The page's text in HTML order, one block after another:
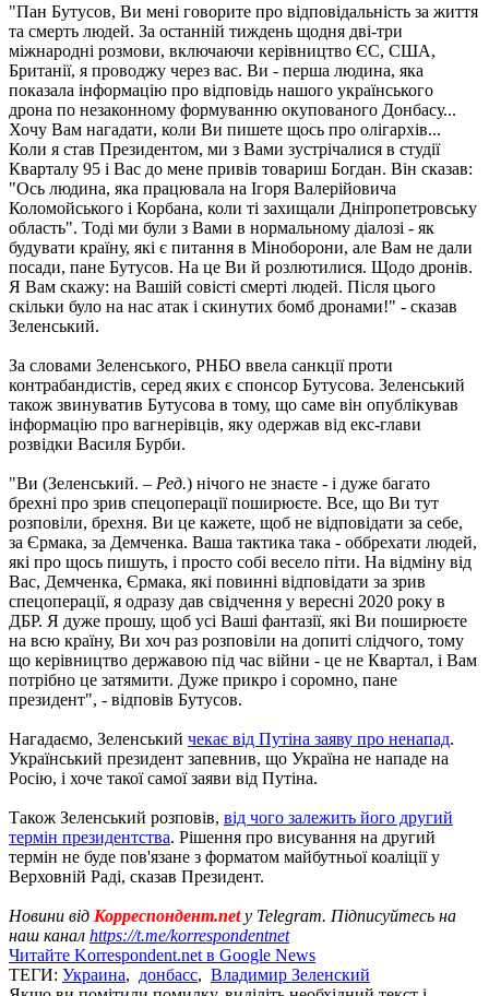
"Пан Бутусов, Ви мені говорите про відповідальність за життя
та смерть людей. За останній тиждень щодня дві-три
міжнародні розмови, включаючи керівництво ЄС, США,
Британії, я проводжу через вас. Ви - перша людина, яка
показала інформацію про відповідь нашого українського
дрона по незаконному формуванню окупованого Донбасу...
Хочу Вам нагадати, коли Ви пишете щось про олігархів...
Коли я став Президентом, ми з Вами зустрічалися в студії
Кварталу 95 і Вас до мене привів товариш Богдан. Він сказав:
"Ось людина, яка працювала на Ігоря Валерійовича
Коломойського і Корбана, коли ті захищали Дніпропетровську
область". Тоді ми були з Вами в нормальному діалозі - як
будувати країну, які є питання в Міноборони, але Вам не дали
посади, пане Бутусов. На це Ви й розлютилися. Щодо дронів.
Я Вам скажу: на Вашій совісті смерті людей. Після цього
скільки було на нас атак і скинутих бомб дронами!" - сказав
Зеленський.
За словами Зеленського, РНБО ввела санкції проти
контрабандистів, серед яких є спонсор Бутусова. Зеленський
також звинуватив Бутусова в тому, що саме він опублікував
інформацію про вагнерівців, яку одержав від екс-глави
розвідки Василя Бурби.
"Ви (Зеленський. – Ред.) нічого не знаєте - і дуже багато
брехні про зрив спецоперації поширюєте. Все, що Ви тут
розповіли, брехня. Ви це кажете, щоб не відповідати за себе,
за Єрмака, за Демченка. Ваша тактика така - оббрехати людей,
які про щось пишуть, і просто собі весело піти. На відміну від
Вас, Демченка, Єрмака, які повинні відповідати за зрив
спецоперації, я одразу дав свідчення у вересні 2020 року в
ДБР. Я дуже прошу, щоб усі Ваші фантазії, які Ви поширюєте
на всю країну, Ви хоч раз розповіли на допиті слідчого, тому
що керівництво державою під час війни - це не Квартал, і Вам
потрібно це затямити. Дуже прикро і соромно, пане
президент", - відповів Бутусов.
Нагадаємо, Зеленський чекає від Путіна заяву про ненапад.
Український президент запевнив, що Україна не нападе на
Росію, і хоче такої самої заяви від Путіна.
Також Зеленський розповів, від чого залежить його другий
термін президентства. Рішення про висування на другий
термін не буде пов'язане з форматом майбутньої коаліції у
Верховній Раді, сказав Президент.
Новини від Корреспондент.netу Telegram. Підписуйтесь на
наш канал https://t.me/korrespondentnet
Читайте Korrespondent.net в Google News
ТЕГИ: Украина, донбасс, Владимир Зеленский